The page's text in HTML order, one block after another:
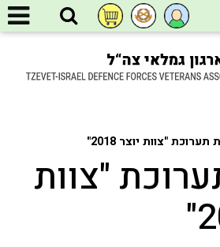
"צוות יוצר 2018"
"צוות